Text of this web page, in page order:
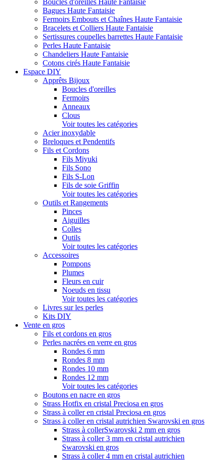
Boucles d'oreilles Haute Fantaisie
Bagues Haute Fantaisie
Fermoirs Embouts et Chaînes Haute Fantaisie
Bracelets et Colliers Haute Fantaisie
Sertissures coupelles barrettes Haute Fantaisie
Perles Haute Fantaisie
Chandeliers Haute Fantaisie
Cotons cirés Haute Fantaisie
Espace DIY
Apprêts Bijoux
Boucles d'oreilles
Fermoirs
Anneaux
Clous
Voir toutes les catégories
Acier inoxydable
Breloques et Pendentifs
Fils et Cordons
Fils Miyuki
Fils Sono
Fils S-Lon
Fils de soie Griffin
Voir toutes les catégories
Outils et Rangements
Pinces
Aiguilles
Colles
Outils
Voir toutes les catégories
Accessoires
Pompons
Plumes
Fleurs en cuir
Noeuds en tissu
Voir toutes les catégories
Livres sur les perles
Kits DIY
Vente en gros
Fils et cordons en gros
Perles nacrées en verre en gros
Rondes 6 mm
Rondes 8 mm
Rondes 10 mm
Rondes 12 mm
Voir toutes les catégories
Boutons en nacre en gros
Strass Hotfix en cristal Preciosa en gros
Strass à coller en cristal Preciosa en gros
Strass à coller en cristal autrichien Swarovski en gros
Strass à collerSwarovski 2 mm en gros
Strass à coller 3 mm en cristal autrichien
Swarovski en gros
Strass à coller 4 mm en cristal autrichien